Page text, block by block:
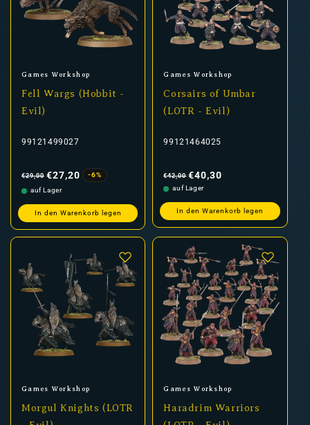
Anbieter:
Games Workshop
Fell Wargs (Hobbit -
Evil)
99121499027
Preis
€29,00 €27,20
-6%
auf Lager
In den Warenkorb legen
Anbieter:
Games Workshop
Corsairs of Umbar
(LOTR - Evil)
99121464025
Preis
€42,00 €40,30
auf Lager
In den Warenkorb legen
Anbieter:
Games Workshop
Morgul Knights (LOTR
Anbieter:
Games Workshop
Haradrim Warriors